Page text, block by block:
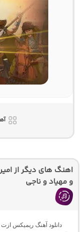
اهنگ های دیگر از
و مهیاد و ناجی
دانلود آهنگ ریمیکس ازت